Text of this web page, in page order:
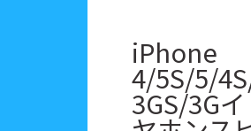
iPhone
4/5S/5/
3GS/3Gイ